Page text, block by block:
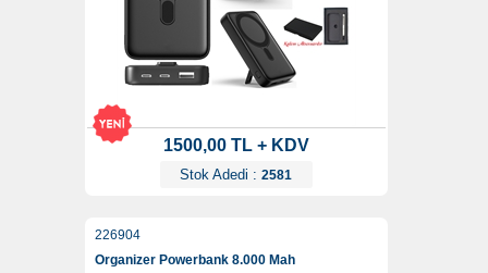
1500,00 TL + KDV
Stok Adedi : 2581
226904
Organizer Powerbank 8.000 Mah